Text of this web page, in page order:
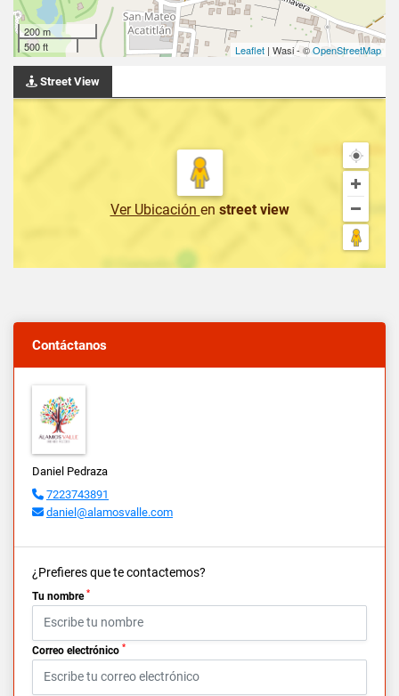
200 m
500 ft
Leaflet | Wasi - ©OpenStreetMap
Street View
Ver Ubicación en street view
Contáctanos
Daniel Pedraza
7223743891
daniel@alamosvalle.com
¿Prefieres que te contactemos?
Tu nombre *
Correo electrónico *